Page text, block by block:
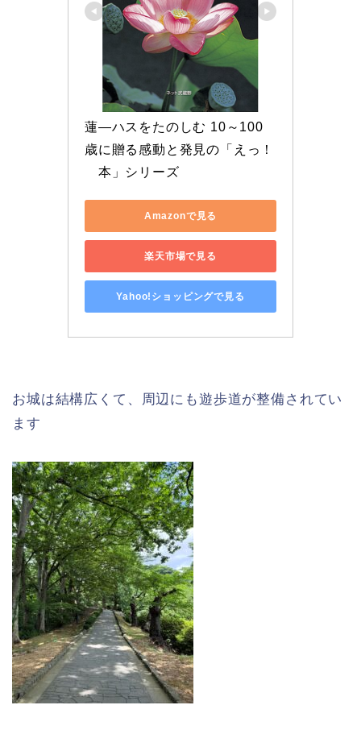
蓮―ハスをたのしむ 10～100
歳に贈る感動と発見の「えっ！
本」シリーズ
Amazonで見る
楽天市場で見る
Yahoo!ショッピングで見る
お城は結構広くて、周辺にも遊歩道が整備されてい
ます